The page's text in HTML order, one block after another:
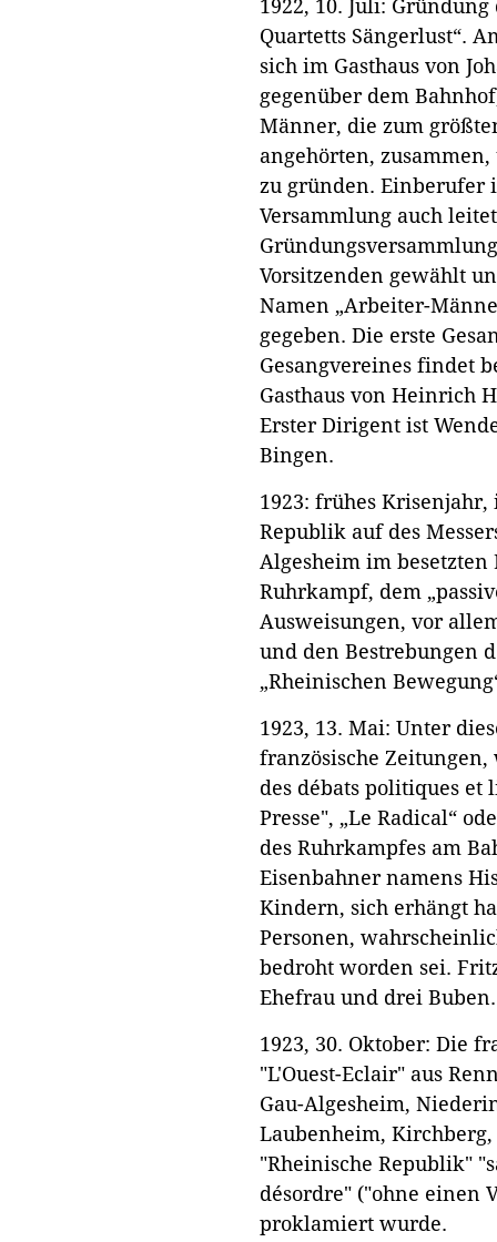
1922, 10. Juli:
Quartetts Sängerlust“.
sich im Gasthaus von
gegenüber dem
Männer, die zum
angehörten,
zu gründen. Einberufer
Versammlung auch
Vorsitzenden gewählt
Namen „Arbeiter-
gegeben. Die erste
Gesangvereines findet
Gasthaus von Heinrich
Erster Dirigent ist
Bingen.
1923: frühes Krisenjahr,
Republik auf des
Algesheim im
Ruhrkampf, dem
Ausweisungen, vor
und den Bestrebungen
„Rheinischen
1923, 13. Mai: Unter
französische
des débats politiques et
Presse", „Le Radical“
des Ruhrkampfes am
Eisenbahner namens
Kindern, sich erhängt
Personen,
bedroht worden sei.
Ehefrau und drei Buben.
1923, 30. Oktober: Die
"L'Ouest-Eclair" aus
Gau-Algesheim,
Laubenheim,
"Rheinische Republik"
désordre" ("ohne einen
proklamiert wurde.